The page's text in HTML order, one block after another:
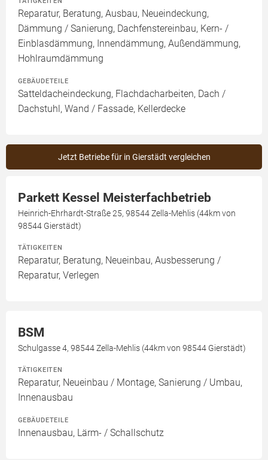
Reparatur, Beratung, Ausbau, Neueindeckung,
Dämmung / Sanierung, Dachfenstereinbau, Kern- /
Einblasdämmung, Innendämmung, Außendämmung,
Hohlraumdämmung
GEBÄUDETEILE
Satteldacheindeckung, Flachdacharbeiten, Dach /
Dachstuhl, Wand / Fassade, Kellerdecke
Jetzt Betriebe für in Gierstädt vergleichen
Parkett Kessel Meisterfachbetrieb
Heinrich-Ehrhardt-Straße 25, 98544 Zella-Mehlis (44km von
98544 Gierstädt)
TÄTIGKEITEN
Reparatur, Beratung, Neueinbau, Ausbesserung /
Reparatur, Verlegen
BSM
Schulgasse 4, 98544 Zella-Mehlis (44km von 98544 Gierstädt)
TÄTIGKEITEN
Reparatur, Neueinbau / Montage, Sanierung / Umbau,
Innenausbau
GEBÄUDETEILE
Innenausbau, Lärm- / Schallschutz